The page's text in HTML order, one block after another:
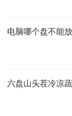
电脑哪个盘不能
六盘山头茬冷凉